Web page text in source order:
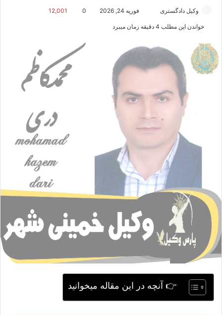
وکیل دادگستری
ا
ا
م
ل
فوریه 24, 2026 0
12,001
خواندن این مطلب 4 دقیقه زمان میبرد
👉 آنچه در این مقاله میخوانید